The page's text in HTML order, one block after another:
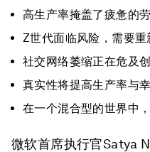
高生产率掩盖了疲惫的
Z世代面临风险，需要重
社交网络萎缩正在危及
真实性将提高生产率与
在一个混合型的世界中
微软首席执行官Satya